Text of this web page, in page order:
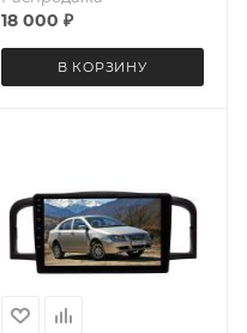
18 000 ₽
В КОРЗИНУ